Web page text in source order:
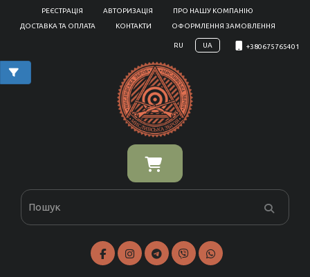
РЕЄСТРАЦІЯ АВТОРИЗАЦІЯ
ПРО НАШУ КОМПАНІЮ
ДОСТАВКА ТА ОПЛАТА
КОНТАКТИ ОФОРМЛЕННЯ ЗАМОВЛЕННЯ
RU UA +380675765401